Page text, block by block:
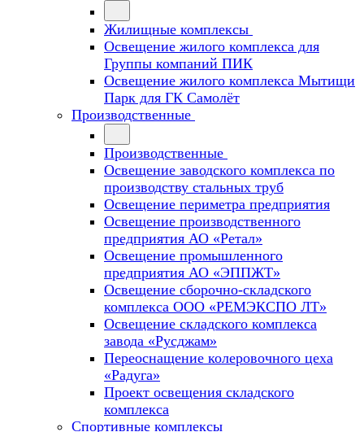
Жилищные комплексы
Освещение жилого комплекса для
Группы компаний ПИК
Освещение жилого комплекса Мытищи
Парк для ГК Самолёт
Производственные
Производственные
Освещение заводского комплекса по
производству стальных труб
Освещение периметра предприятия
Освещение производственного
предприятия АО «Ретал»
Освещение промышленного
предприятия АО «ЭППЖТ»
Освещение сборочно-складского
комплекса ООО «РЕМЭКСПО ЛТ»
Освещение складского комплекса
завода «Русджам»
Переоснащение колеровочного цеха
«Радуга»
Проект освещения складского
комплекса
Спортивные комплексы